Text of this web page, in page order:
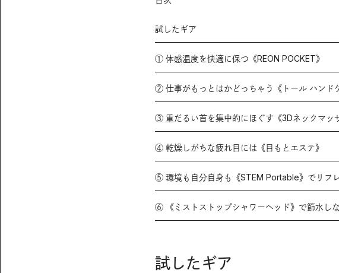
試したギア
① 体感温度を快適に保つ《REON POCKET》
② 仕事がもっとはかどっちゃう《トール ハンド
③ 重だるい首を集中的にほぐす《3Dネックマッ
④ 乾燥しがちな疲れ目には《目もとエステ》
⑤ 環境も自分自身も《STEM Portable》でリフ
⑥ 《ミストストップシャワーヘッド》で節水し
試したギア